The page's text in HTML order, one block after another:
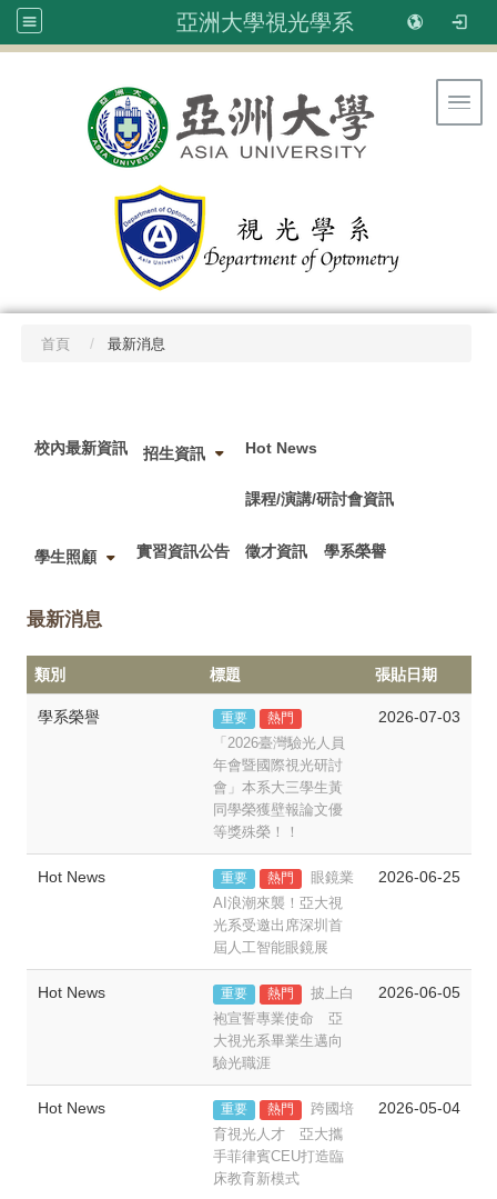
亞洲大學視光學系
首頁 最新消息
校內最新資訊 招生資訊 Hot News
課程/演講/研討會資訊
學生照顧 實習資訊公告 徵才資訊 學系榮譽
最新消息
類別 標題 張貼日期
學系榮譽 重要 熱門
「2026臺灣驗光人員
年會暨國際視光研討
會」本系大三學生黃
同學榮獲壁報論文優
等獎殊榮！！
2026-07-03
Hot News 重要 熱門
眼鏡業
AI浪潮來襲！亞大視
光系受邀出席深圳首
屆人工智能眼鏡展
2026-06-25
Hot News 重要 熱門
披上白
袍宣誓專業使命 亞
大視光系畢業生邁向
驗光職涯
2026-06-05
Hot News 重要 熱門
跨國培
育視光人才 亞大攜
手菲律賓CEU打造臨
床教育新模式
2026-05-04